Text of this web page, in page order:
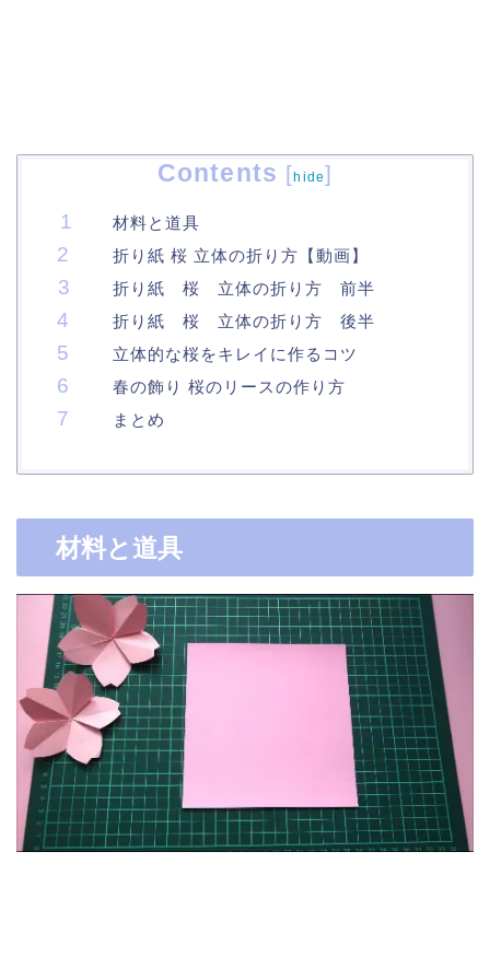
Contents [hide]
材料と道具
折り紙 桜 立体の折り方【動画】
折り紙 桜 立体の折り方 前半
折り紙 桜 立体の折り方 後半
立体的な桜をキレイに作るコツ
春の飾り 桜のリースの作り方
まとめ
材料と道具